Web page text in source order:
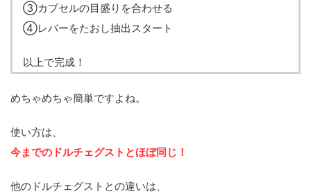
③カプセルの目盛りを合わせる
④レバーをたおし抽出スタート
以上で完成！
めちゃめちゃ簡単ですよね。
使い方は、
今までのドルチェグストとほぼ同じ！
他のドルチェグストとの違いは、